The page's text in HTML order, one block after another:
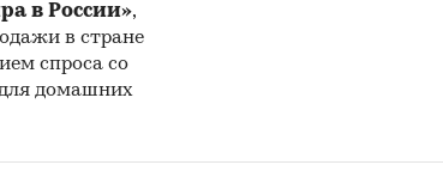
в России»,
в стране
спроса со
домашних